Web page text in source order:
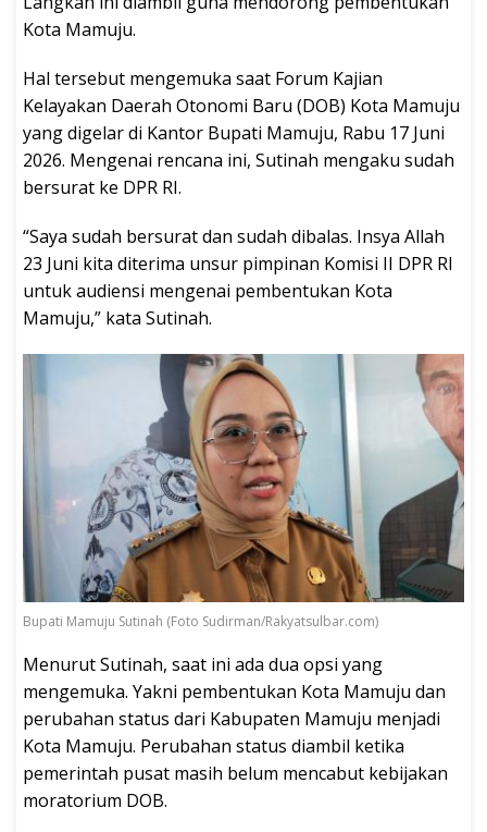
Kota Mamuju.
Hal tersebut mengemuka saat Forum Kajian
Kelayakan Daerah Otonomi Baru (DOB) Kota Mamuju
yang digelar di Kantor Bupati Mamuju, Rabu 17 Juni
2026. Mengenai rencana ini, Sutinah mengaku sudah
bersurat ke DPR RI.
“Saya sudah bersurat dan sudah dibalas. Insya Allah
23 Juni kita diterima unsur pimpinan Komisi II DPR RI
untuk audiensi mengenai pembentukan Kota
Mamuju,” kata Sutinah.
Bupati Mamuju Sutinah (Foto Sudirman/Rakyatsulbar.com)
Menurut Sutinah, saat ini ada dua opsi yang
mengemuka. Yakni pembentukan Kota Mamuju dan
perubahan status dari Kabupaten Mamuju menjadi
Kota Mamuju. Perubahan status diambil ketika
pemerintah pusat masih belum mencabut kebijakan
moratorium DOB.